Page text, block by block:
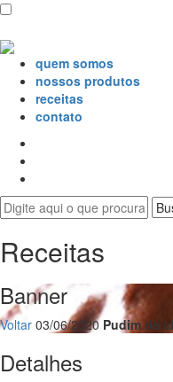
quem somos
nossos produtos
receitas
contato
Receitas
Banner
Voltar 03/06/2020 Pudim de
Detalhes